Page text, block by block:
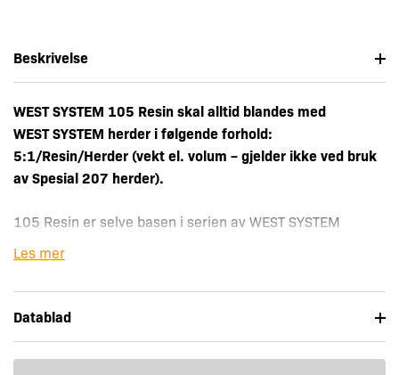
Beskrivelse
WEST SYSTEM 105 Resin skal alltid blandes med
WEST SYSTEM herder i følgende forhold:
5:1/Resin/Herder (vekt el. volum – gjelder ikke ved bruk
av Spesial 207 herder).
105 Resin er selve basen i serien av WEST SYSTEM
som ved sammenblanding med en av WEST SYSTEM
herderne formes til en væske som lett trenger inn i
trefibre, kunstfibre og som tilslutt herder til en meget
Les mer
Datablad